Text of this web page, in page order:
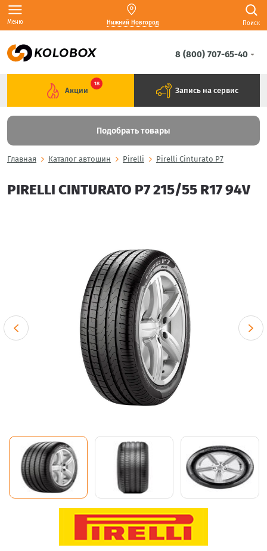
Меню Нижний Новгород Поиск
8 (800) 707-65-40
Акции
18
Запись на сервис
Подобрать товары
Главная Каталог автошин Pirelli Pirelli Cinturato P7
PIRELLI CINTURATO P7 215/55 R17 94V